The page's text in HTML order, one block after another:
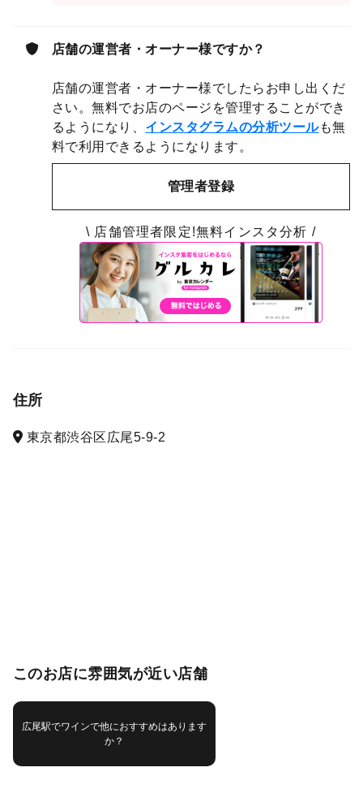
店舗の運営者・オーナー様ですか？
店舗の運営者・オーナー様でしたらお申し出くだ
さい。無料でお店のページを管理することができ
るようになり、 インスタグラムの分析ツールも無
料で利用できるようになります。
管理者登録
\ 店舗管理者限定!無料インスタ分析 /
住所
東京都渋谷区広尾5-9-2
このお店に雰囲気が近い店舗
広尾駅でワインで他におすすめはあります
か？